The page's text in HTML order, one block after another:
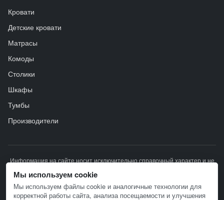
Кровати
Детские кровати
Матрасы
Комоды
Столики
Шкафы
Тумбы
Производители
Информация на сайте носит исключительно справочный характер и не
ознакомительный характер и не может служить основанием для
претензий.
Мы используем cookie
Мы используем файлы cookie и аналогичные технологии для
корректной работы сайта, анализа посещаемости и улучшения